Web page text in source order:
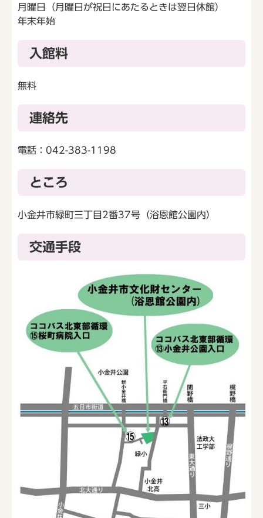
月曜日（月曜日が祝日にあたるときは翌日休館）
年末年始
入館料
無料
連絡先
電話：042-383-1198
ところ
小金井市緑町三丁目2番37号（浴恩館公園内）
交通手段